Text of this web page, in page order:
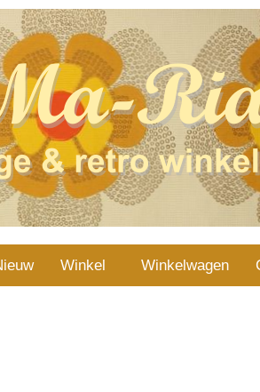
Winkel Winkelwagen